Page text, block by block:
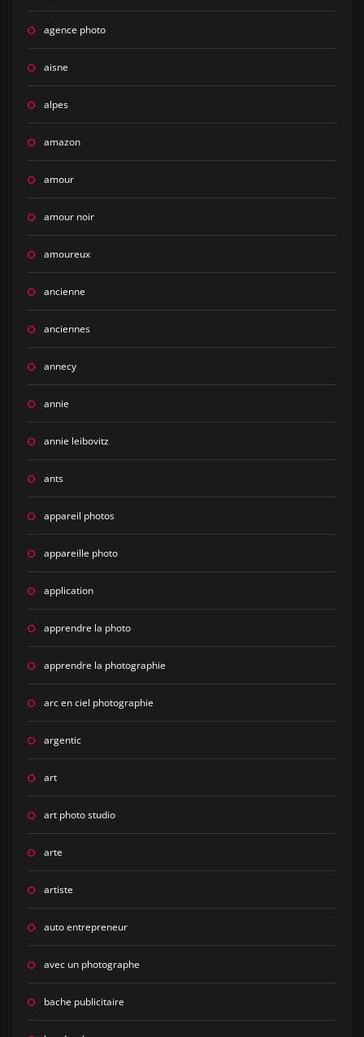
agence photo
aisne
alpes
amazon
amour
amour noir
amoureux
ancienne
anciennes
annecy
annie
annie leibovitz
ants
appareil photos
appareille photo
application
apprendre la photo
apprendre la photographie
arc en ciel photographie
argentic
art
art photo studio
arte
artiste
auto entrepreneur
avec un photographe
bache publicitaire